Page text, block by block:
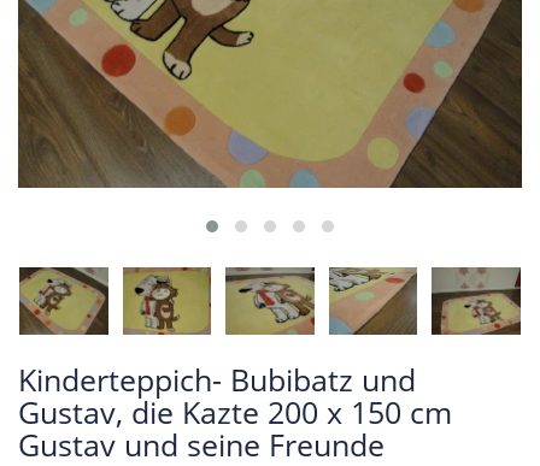
Kinderteppich- Bubibatz und
Gustav, die Kazte 200 x 150 cm
Gustav und seine Freunde